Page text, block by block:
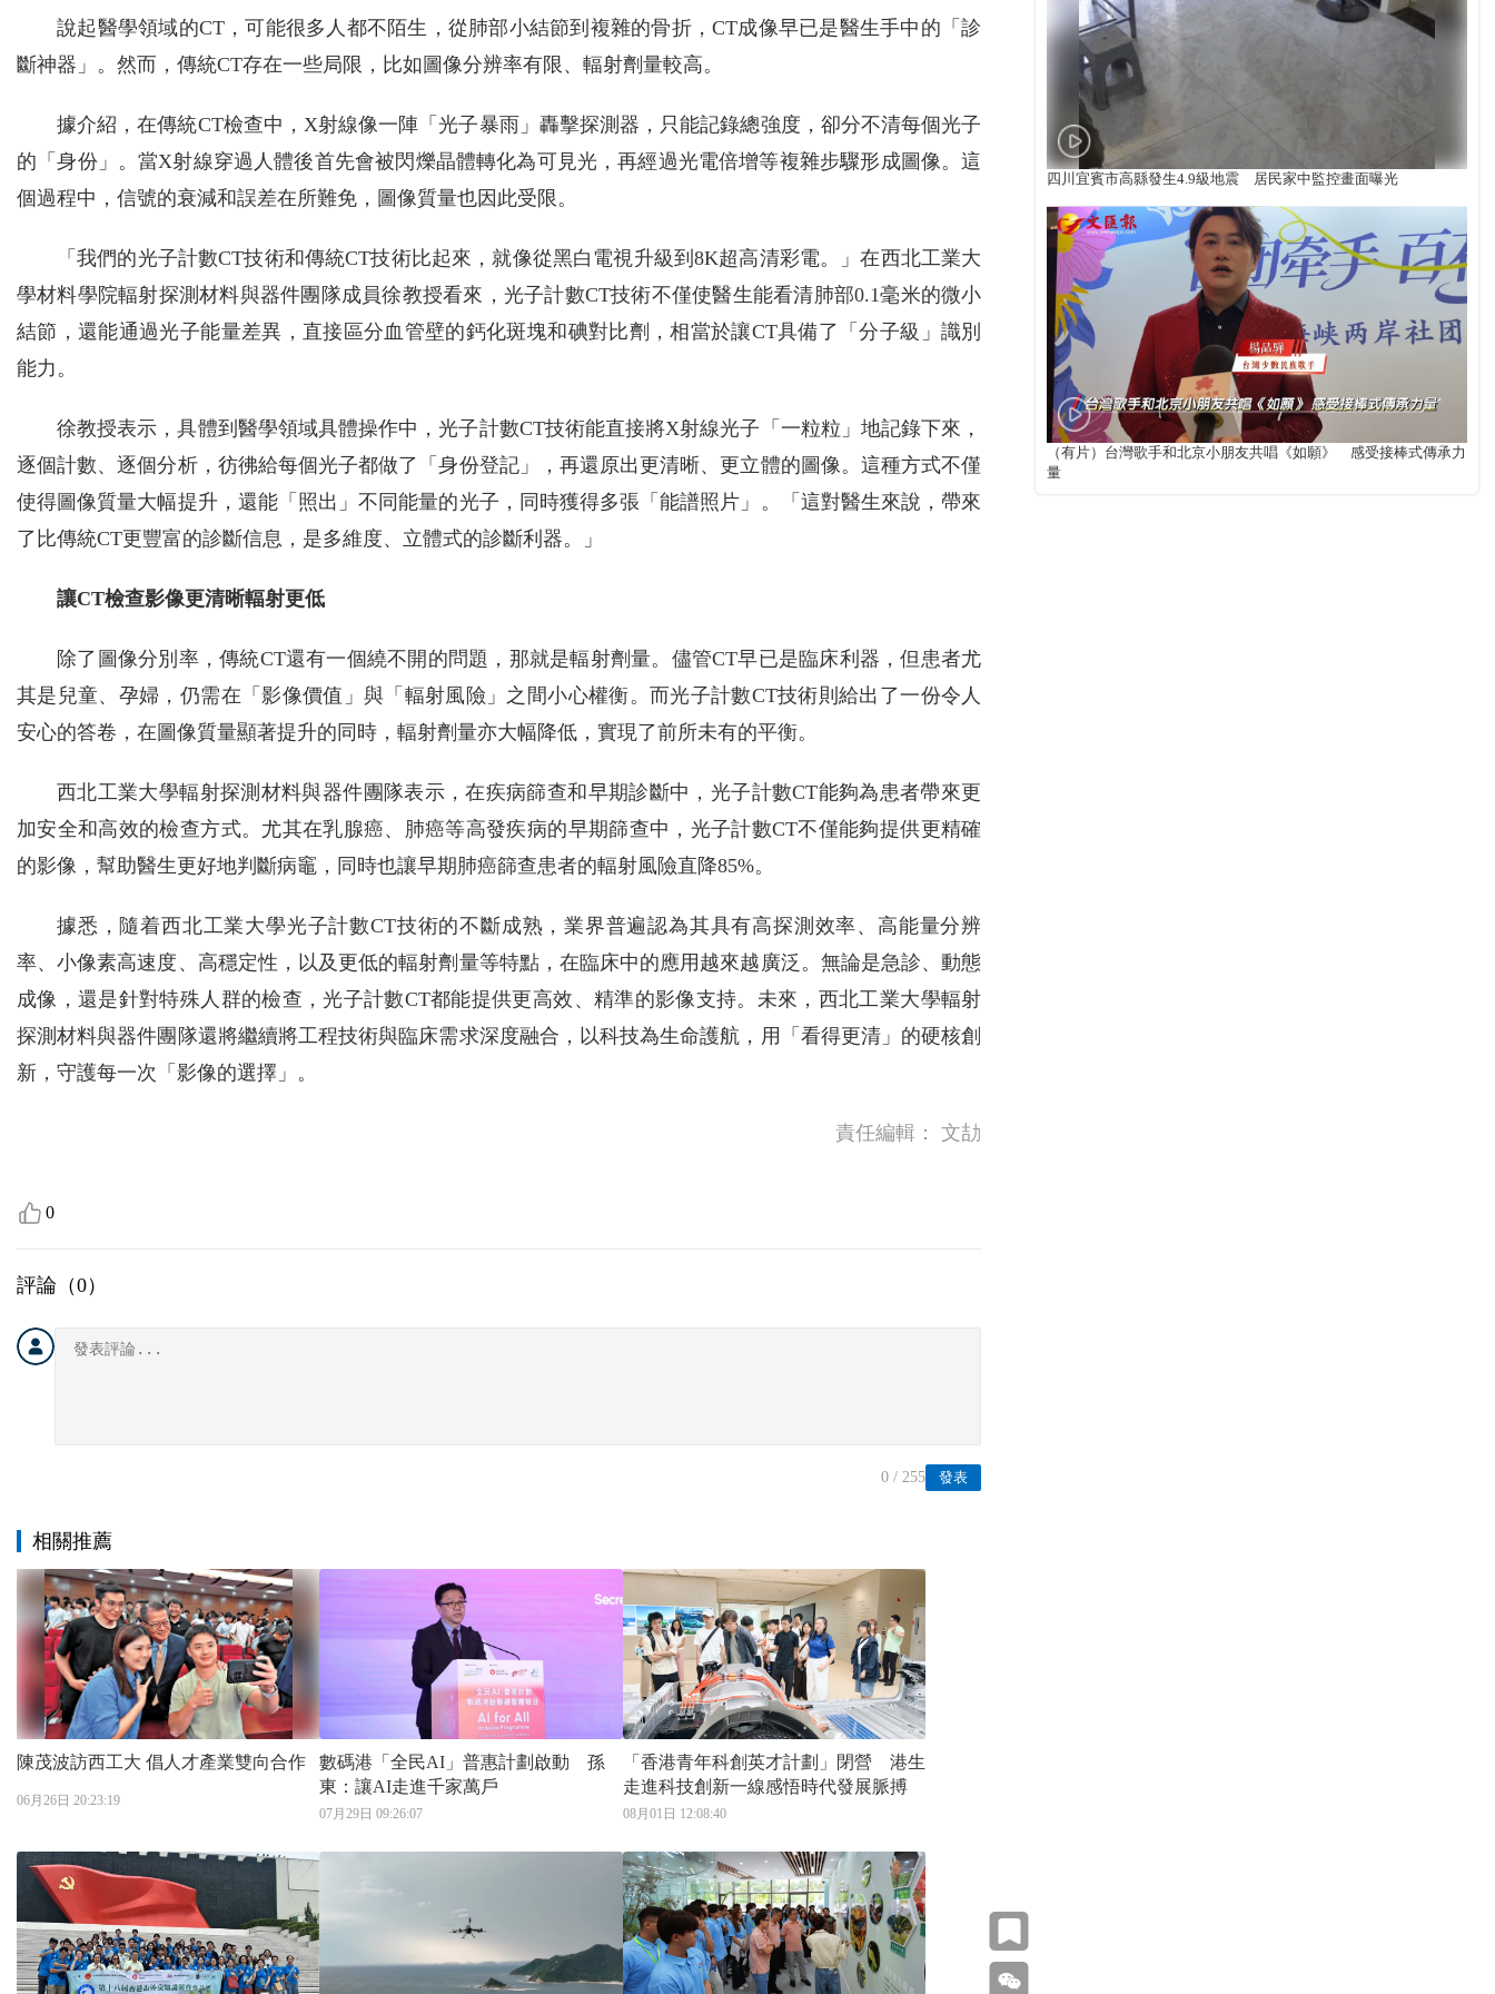
說起醫學領域的CT，可能很多人都不陌生，從肺部小結節到複雜的骨折，CT成像早已是醫生手中的「診
斷神器」。然而，傳統CT存在一些局限，比如圖像分辨率有限、輻射劑量較高。
據介紹，在傳統CT檢查中，X射線像一陣「光子暴雨」轟擊探測器，只能記錄總強度，卻分不清每個光子
的「身份」。當X射線穿過人體後首先會被閃爍晶體轉化為可見光，再經過光電倍增等複雜步驟形成圖像。這
個過程中，信號的衰減和誤差在所難免，圖像質量也因此受限。
「我們的光子計數CT技術和傳統CT技術比起來，就像從黑白電視升級到8K超高清彩電。」在西北工業大
學材料學院輻射探測材料與器件團隊成員徐教授看來，光子計數CT技術不僅使醫生能看清肺部0.1毫米的微小
結節，還能通過光子能量差異，直接區分血管壁的鈣化斑塊和碘對比劑，相當於讓CT具備了「分子級」識別
能力。
徐教授表示，具體到醫學領域具體操作中，光子計數CT技術能直接將X射線光子「一粒粒」地記錄下來，
逐個計數、逐個分析，彷彿給每個光子都做了「身份登記」，再還原出更清晰、更立體的圖像。這種方式不僅
使得圖像質量大幅提升，還能「照出」不同能量的光子，同時獲得多張「能譜照片」。「這對醫生來說，帶來
了比傳統CT更豐富的診斷信息，是多維度、立體式的診斷利器。」
讓CT檢查影像更清晰輻射更低
除了圖像分別率，傳統CT還有一個繞不開的問題，那就是輻射劑量。儘管CT早已是臨床利器，但患者尤
其是兒童、孕婦，仍需在「影像價值」與「輻射風險」之間小心權衡。而光子計數CT技術則給出了一份令人
安心的答卷，在圖像質量顯著提升的同時，輻射劑量亦大幅降低，實現了前所未有的平衡。
西北工業大學輻射探測材料與器件團隊表示，在疾病篩查和早期診斷中，光子計數CT能夠為患者帶來更
加安全和高效的檢查方式。尤其在乳腺癌、肺癌等高發疾病的早期篩查中，光子計數CT不僅能夠提供更精確
的影像，幫助醫生更好地判斷病竈，同時也讓早期肺癌篩查患者的輻射風險直降85%。
據悉，隨着西北工業大學光子計數CT技術的不斷成熟，業界普遍認為其具有高探測效率、高能量分辨
率、小像素高速度、高穩定性，以及更低的輻射劑量等特點，在臨床中的應用越來越廣泛。無論是急診、動態
成像，還是針對特殊人群的檢查，光子計數CT都能提供更高效、精準的影像支持。未來，西北工業大學輻射
探測材料與器件團隊還將繼續將工程技術與臨床需求深度融合，以科技為生命護航，用「看得更清」的硬核創
新，守護每一次「影像的選擇」。
責任編輯： 文劼
0
評論（0）
發表
0 / 255
相關推薦
陳茂波訪西工大 倡人才產業雙向合作
06月26日 20:23:19
數碼港「全民AI」普惠計劃啟動 孫
東：讓AI走進千家萬戶
07月29日 09:26:07
「香港青年科創英才計劃」閉營 港生
走進科技創新一線感悟時代發展脈搏
08月01日 12:08:40
四川宜賓市高縣發生4.9級地震 居民家中監控畫面曝光
（有片）台灣歌手和北京小朋友共唱《如願》 感受接棒式傳承力
量